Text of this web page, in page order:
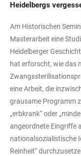
Heidelbergs
Am Historischen
Masterarbeit eine
Heidelberger
hat erforscht, wie das
eine Arbeit, die
grausame Programm
„erbkrank“ oder
angeordnete Eingriffe
nationalsozialistische
Reinheit“